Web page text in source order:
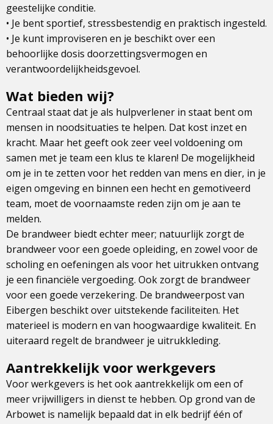
geestelijke conditie.
• Je bent sportief, stressbestendig en praktisch ingesteld.
• Je kunt improviseren en je beschikt over een
behoorlijke dosis doorzettingsvermogen en
verantwoordelijkheidsgevoel.
Wat bieden wij?
Centraal staat dat je als hulpverlener in staat bent om
mensen in noodsituaties te helpen. Dat kost inzet en
kracht. Maar het geeft ook zeer veel voldoening om
samen met je team een klus te klaren! De mogelijkheid
om je in te zetten voor het redden van mens en dier, in je
eigen omgeving en binnen een hecht en gemotiveerd
team, moet de voornaamste reden zijn om je aan te
melden.
De brandweer biedt echter meer; natuurlijk zorgt de
brandweer voor een goede opleiding, en zowel voor de
scholing en oefeningen als voor het uitrukken ontvang
je een financiële vergoeding. Ook zorgt de brandweer
voor een goede verzekering. De brandweerpost van
Eibergen beschikt over uitstekende faciliteiten. Het
materieel is modern en van hoogwaardige kwaliteit. En
uiteraard regelt de brandweer je uitrukkleding.
Aantrekkelijk voor werkgevers
Voor werkgevers is het ook aantrekkelijk om een of
meer vrijwilligers in dienst te hebben. Op grond van de
Arbowet is namelijk bepaald dat in elk bedrijf één of